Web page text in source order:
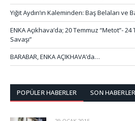
Yiğit Aydın’ın Kaleminden: Baş Belaları ve
ENKA Açıkhava’da; 20 Temmuz “Metot”-
Savaşı”
BARABAR, ENKA AÇIKHAVA’da…
POPÜLER HABERLER SON HABERLER